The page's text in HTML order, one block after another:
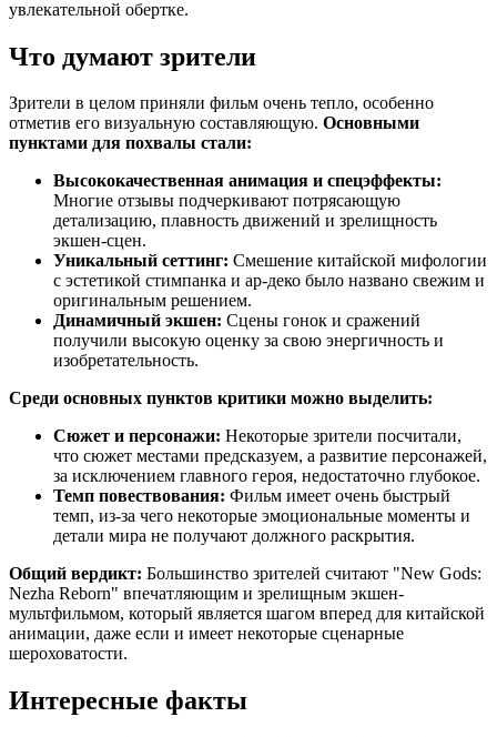
увлекательной обертке.
Что думают зрители
Зрители в целом приняли фильм очень тепло, особенно
отметив его визуальную составляющую. Основными
пунктами для похвалы стали:
Высококачественная анимация и спецэффекты:
Многие отзывы подчеркивают потрясающую
детализацию, плавность движений и зрелищность
экшен-сцен.
Уникальный сеттинг: Смешение китайской мифологии
с эстетикой стимпанка и ар-деко было названо свежим и
оригинальным решением.
Динамичный экшен: Сцены гонок и сражений
получили высокую оценку за свою энергичность и
изобретательность.
Среди основных пунктов критики можно выделить:
Сюжет и персонажи: Некоторые зрители посчитали,
что сюжет местами предсказуем, а развитие персонажей,
за исключением главного героя, недостаточно глубокое.
Темп повествования: Фильм имеет очень быстрый
темп, из-за чего некоторые эмоциональные моменты и
детали мира не получают должного раскрытия.
Общий вердикт: Большинство зрителей считают "New Gods:
Nezha Reborn" впечатляющим и зрелищным экшен-
мультфильмом, который является шагом вперед для китайской
анимации, даже если и имеет некоторые сценарные
шероховатости.
Интересные факты